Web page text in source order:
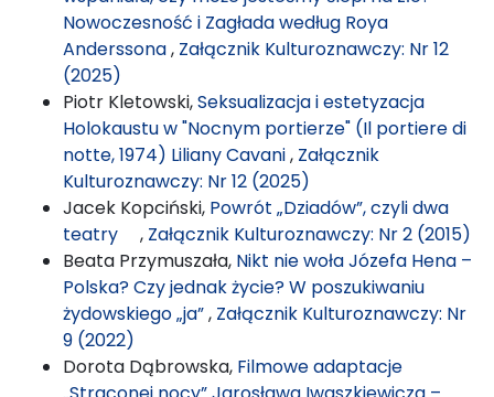
Nowoczesność i Zagłada według Roya
Anderssona, Załącznik Kulturoznawczy: Nr 12
(2025)
Piotr Kletowski,Seksualizacja i estetyzacja
Holokaustu w "Nocnym portierze" (Il portiere di
notte, 1974) Liliany Cavani, Załącznik
Kulturoznawczy: Nr 12 (2025)
Jacek Kopciński, Powrót „Dziadów”, czyli dwa
teatry , Załącznik Kulturoznawczy: Nr 2 (2015)
Beata Przymuszała, Nikt nie woła Józefa Hena –
Polska? Czy jednak życie? W poszukiwaniu
żydowskiego „ja”, Załącznik Kulturoznawczy: Nr
9 (2022)
Dorota Dąbrowska, Filmowe adaptacje